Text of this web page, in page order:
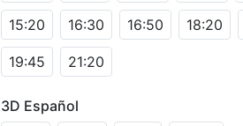
15:20 16:30 16:50 18:20
19:45 21:20
3D Español